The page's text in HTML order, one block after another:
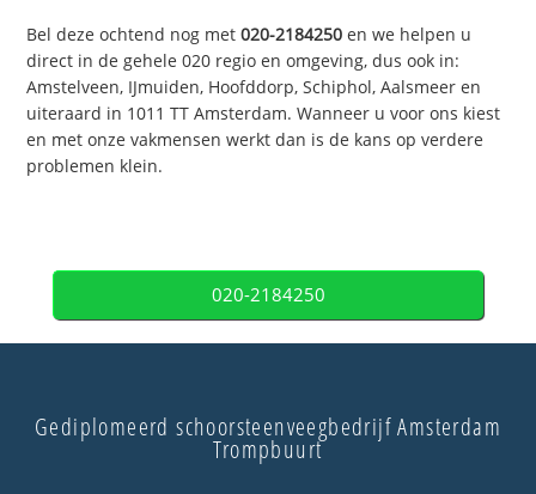
Bel deze ochtend nog met020-2184250 en we helpen u
direct in de gehele 020 regio en omgeving, dus ook in:
Amstelveen, IJmuiden, Hoofddorp, Schiphol, Aalsmeer en
uiteraard in 1011 TT Amsterdam. Wanneer u voor ons kiest
en met onze vakmensen werkt dan is de kans op verdere
problemen klein.
020-2184250
Gediplomeerd schoorsteenveegbedrijf Amsterdam
Trompbuurt